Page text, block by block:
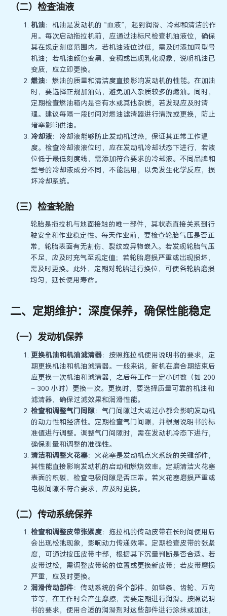
（二）检查油液
机油 ：机油是发动机的 “血液”，起到润滑、冷却和清洁的作
用。每次启动拖拉机前，应通过油标尺检查机油液位，确保
其在规定刻度范围内。若机油液位过低，需及时添加同型号
机油；若机油颜色变黑、变稠或出现乳化现象，说明机油已
变质，应立即更换。
燃油 ：燃油的质量和清洁度直接影响发动机的性能。在加油
时，要选择正规加油站，避免加入杂质较多的燃油。同时，
定期检查燃油箱内是否有水或其他杂质，若发现应及时清
理。建议每隔一段时间对燃油滤清器进行清洗或更换，防止
堵塞影响供油。
冷却液：冷却液能够防止发动机过热，保证其正常工作温
度。检查冷却液液位时，应在发动机冷却状态下进行，若液
位低于最低刻度线，需添加符合要求的冷却液。不同品牌和
型号的冷却液成分不同，不能混用，以免发生化学反应，损
坏冷却系统。
（三）检查轮胎
轮胎是拖拉机与地面接触的唯一部件，其状态直接关系到行
驶安全和作业稳定性。每天作业前，要检查轮胎气压是否正
常，轮胎表面有无割伤、裂纹或异物嵌入。若发现轮胎气压
不足，应及时充气至规定值；若轮胎磨损严重或出现损坏，
需及时更换。此外，定期对轮胎进行换位，可使各轮胎磨损
均匀，延长使用寿命。
二、定期维护：深度保养，确保性能稳定
（一）发动机保养
更换机油和机油滤清器：按照拖拉机使用说明书的要求，定
期更换机油和机油滤清器。一般来说，新机在磨合期结束后
应更换一次机油和滤清器，之后每工作一定小时数（如 200
– 300 小时）更换一次。更换时，要选择质量可靠的机油和
滤清器，确保过滤效果和润滑性能。
检查和调整气门间隙：气门间隙过大或过小都会影响发动机
的动力性和经济性。定期检查气门间隙，并根据说明书的标
准值进行调整。调整气门间隙时，需在发动机冷态下进行，
确保测量和调整的准确性。
清洁和调整火花塞：火花塞是发动机点火系统的关键部件，
其性能直接影响发动机的启动和燃烧效率。定期清洁火花塞
表面的积碳，检查电极间隙是否正常。若火花塞磨损严重或
电极间隙不符合要求，应及时更换。
（二）传动系统保养
检查和调整皮带张紧度：拖拉机的传动皮带在长时间使用后
会出现松弛现象，影响动力传递效率。定期检查皮带的张紧
度，可通过按压皮带中部，根据其下沉量判断是否合适。若
皮带过松，需调整皮带轮的位置或更换新皮带；若皮带磨损
严重，应及时更换。
润滑传动部件：传动系统的各个部件，如链条、齿轮、万向
节等，在工作时会产生摩擦，需要定期进行润滑。按照说明
书的要求，使用合适的润滑剂对这些部件进行涂抹或加注，